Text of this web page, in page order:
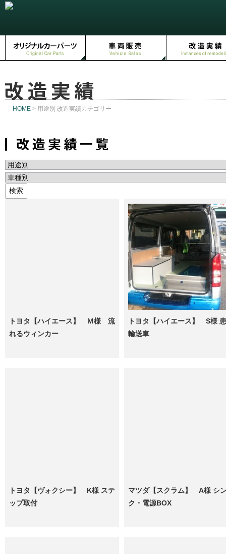
HOME > 用途別 改造実績カテゴリー
トヨタ【ハイエース】 Ｍ様 流
れるウィンカー
トヨタ【ハイエース】 S様
輸送車
トヨタ【ヴォクシー】 K様 ステ
ップ取付
マツダ【スクラム】 A様 シ
ク・電源BOX